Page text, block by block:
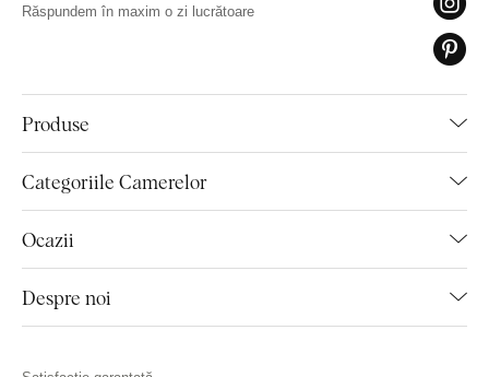
Produse
Categoriile Camerelor
Ocazii
Despre noi
Răspundem în maxim o zi lucrătoare